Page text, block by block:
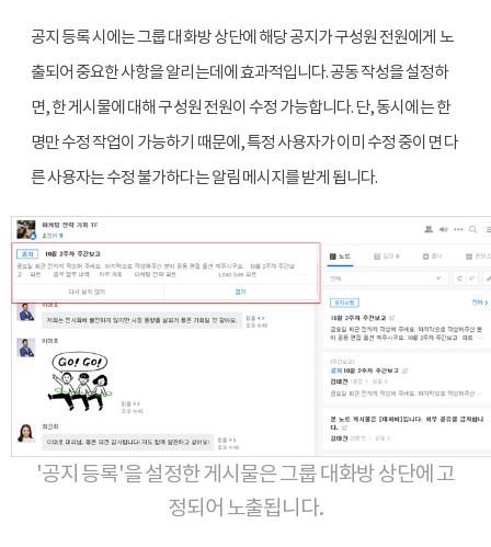
공지 등록 시에는 그룹 대화방 상단에 해당 공지가 구성원 전원에게 노
출되어 중요한 사항을 알리는데에 효과적입니다. 공동 작성을 설정하
면, 한 게시물에 대해 구성원 전원이 수정 가능합니다. 단, 동시에는 한
명만 수정 작업이 가능하기 때문에, 특정 사용자가 이미 수정 중이면 다
른 사용자는 수정 불가하다는 알림 메시지를 받게 됩니다.
'공지 등록'을 설정한 게시물은 그룹 대화방 상단에 고
정되어 노출됩니다.